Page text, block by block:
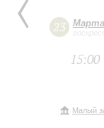
23 Марта
15:00
Малый